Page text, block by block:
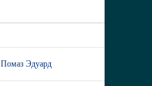
Помаз Эдуард